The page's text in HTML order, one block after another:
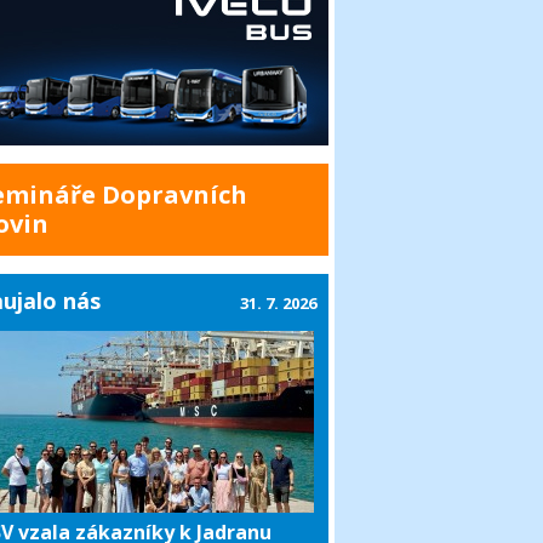
Dopravních
nás
vzala zákazníky k Jadranu
31. 7. 2026